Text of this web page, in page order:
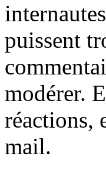
puissent
modérer.
réactions,
mail.